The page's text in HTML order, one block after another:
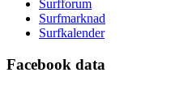
Surfforum
Surfmarknad
Surfkalender
Facebook data